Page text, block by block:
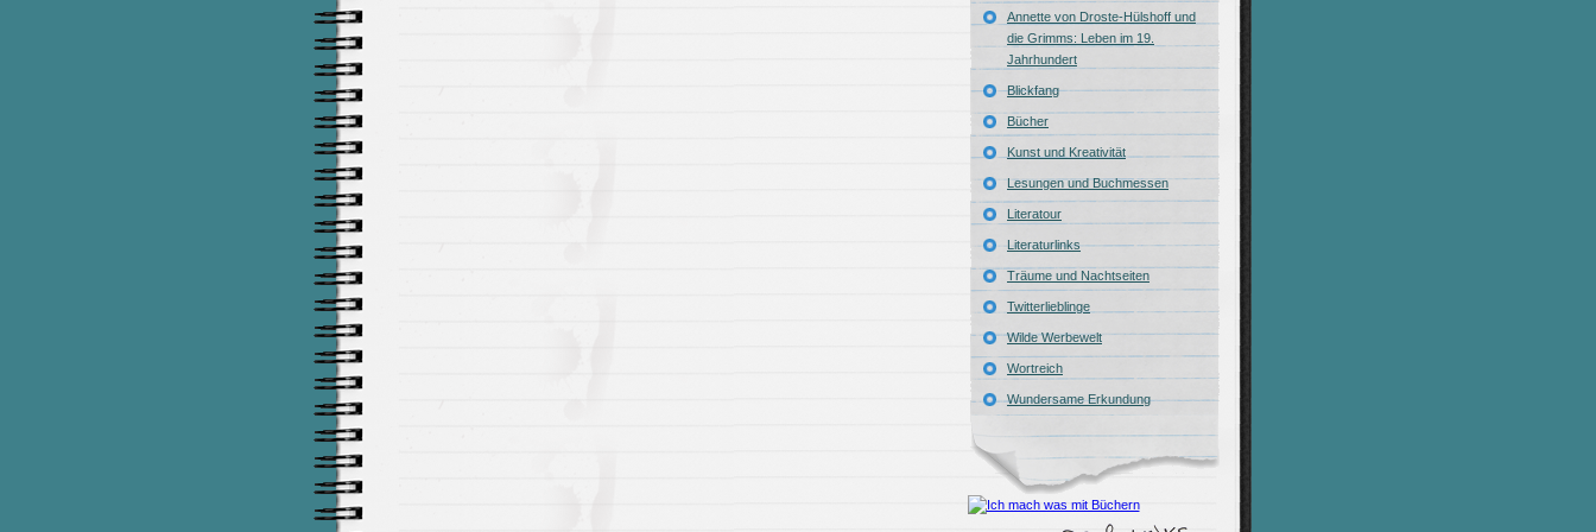
Annette von Droste-Hülshoff und
die Grimms: Leben im 19.
Jahrhundert
Blickfang
Bücher
Kunst und Kreativität
Lesungen und Buchmessen
Literatour
Literaturlinks
Träume und Nachtseiten
Twitterlieblinge
Wilde Werbewelt
Wortreich
Wundersame Erkundung